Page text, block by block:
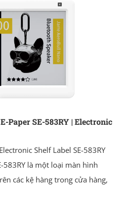
Paper SE-583RY | Electronic
Shelf Label SE-583RY
583RY là một loại màn hình
các kệ hàng trong cửa hàng,